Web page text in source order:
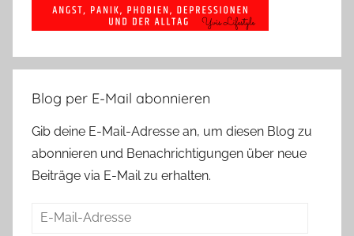
Blog per E-Mail abonnieren
Gib deine E-Mail-Adresse an, um diesen Blog zu
abonnieren und Benachrichtigungen über neue
Beiträge via E-Mail zu erhalten.
E-